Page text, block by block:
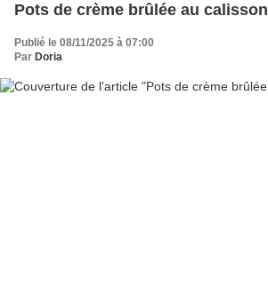
Pots de crème brûlée au calisson
Publié le 08/11/2025 à 07:00
Par Doria